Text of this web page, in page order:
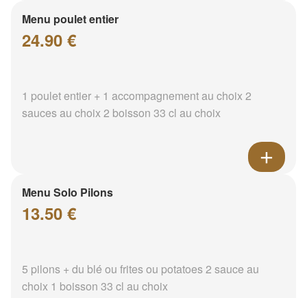
Menu poulet entier
24.90 €
1 poulet entier + 1 accompagnement au choix 2
sauces au choix 2 boisson 33 cl au choix
Menu Solo Pilons
13.50 €
5 pilons + du blé ou frites ou potatoes 2 sauce au
choix 1 boisson 33 cl au choix